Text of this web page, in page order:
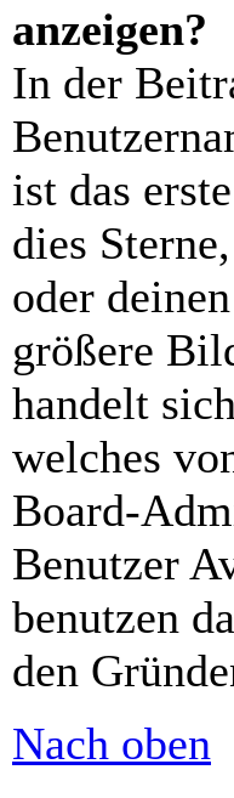
anzeigen?
In der
ist das
dies
oder
größere
handelt
welches
Board-
Benutzer
benutzen
den
Nach oben